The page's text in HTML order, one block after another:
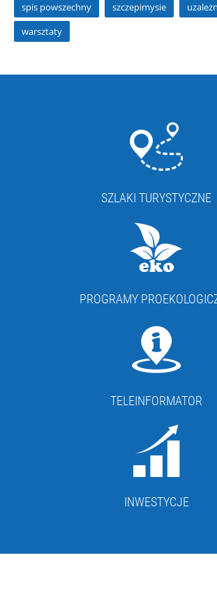
spis powszechny
szczepimysie
warsztaty
SZLAKI TURYSTYCZNE
PROGRAMY
TELEINFORMATOR
INWESTYCJE